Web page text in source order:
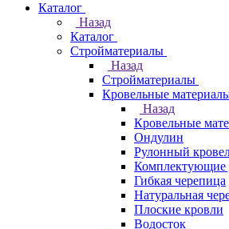
Каталог
Назад
Каталог
Стройматериалы
Назад
Стройматериалы
Кровельные
Назад
Кровельные
Ондулин
Рулонный
Комплектующие
Гибкая черепица
Натуральная
Плоские кровли
Водосток